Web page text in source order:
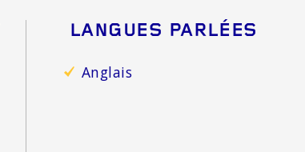
LANGUES PARLÉES
Anglais